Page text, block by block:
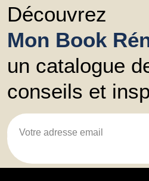
Découvrez
Mon Book
un catalogue
conseils et